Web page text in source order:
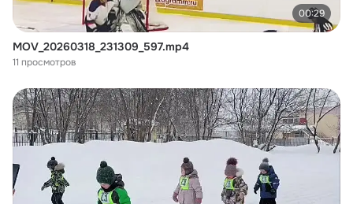
00:29
MOV_20260318_231309_597.mp4
11 просмотров